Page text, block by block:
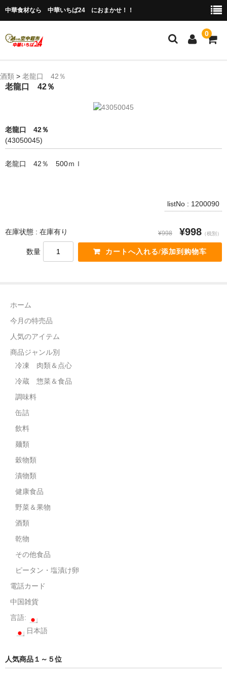
中華食材なら 中華いちば24 におまかせ！！
0
ホーム
商品ジャンル別
冷凍 肉類＆点心
漬物類
野菜＆果物
乾物
その他食品
電話カード
中国雑貨
日本語
酒類 > 老龍口 42％
老龍口 42％
老龍口 42％
(43050045)
老龍口 42％ 500ｍｌ
listNo : 1200090
在庫状態 : 在庫有り ¥998 ¥998 （税別）
数量
ホーム
今月の特売品
人気のアイテム
商品ジャンル別
冷凍 肉類＆点心
冷蔵 惣菜＆食品
調味料
缶詰
飲料
麺類
穀物類
漬物類
健康食品
野菜＆果物
酒類
乾物
その他食品
ピータン・塩漬け卵
電話カード
中国雑貨
言語:
日本語
人気商品１～５位